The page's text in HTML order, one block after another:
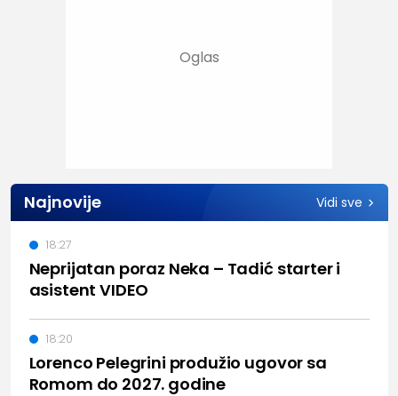
Najnovije Vidi sve
Neprijatan poraz Neka – Tadić starter i
asistent VIDEO
18:27
Lorenco Pelegrini produžio ugovor sa
Romom do 2027. godine
18:20